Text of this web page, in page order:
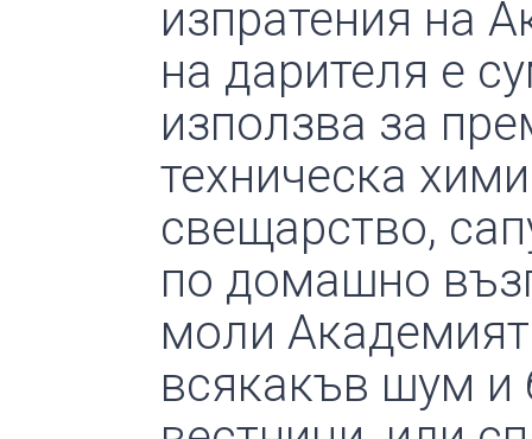
изпратения на
на дарителя е
използва за
техническа
свещарство,
по домашно
моли
всякакъв шум и